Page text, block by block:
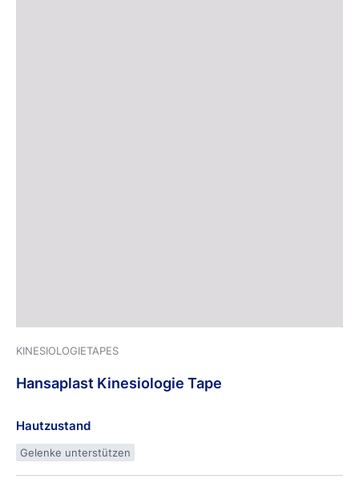
KINESIOLOGIETAPES
Hansaplast Kinesiologie Tape
Hautzustand
Gelenke unterstützen